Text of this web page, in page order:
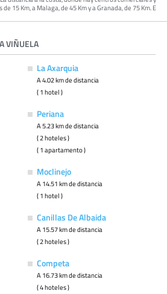
de 15 Km, a Malaga, de 45 Km y a Granada, de 75 Km. E
VIÑUELA
La Axarquia
A 4.02 km de distancia
( 1 hotel )
Periana
A 5.23 km de distancia
( 2 hoteles )
( 1 apartamento )
Moclinejo
A 14.51 km de distancia
( 1 hotel )
Canillas De Albaida
A 15.57 km de distancia
( 2 hoteles )
Competa
A 16.73 km de distancia
( 4 hoteles )